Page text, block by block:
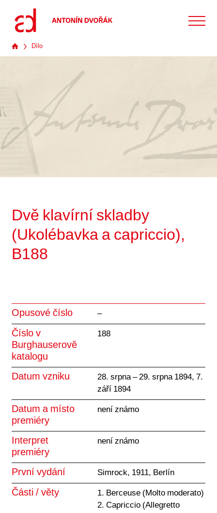
Dílo
Dvě klavírní skladby
(Ukolébavka a capriccio),
B188
Opusové číslo –
Číslo v
Burghauserově
katalogu
188
Datum vzniku
28. srpna – 29. srpna 1894, 7.
září 1894
Datum a místo
premiéry
není známo
Interpret
premiéry
není známo
První vydání Simrock, 1911, Berlín
Části / věty
1. Berceuse (Molto moderato)
2. Capriccio (Allegretto